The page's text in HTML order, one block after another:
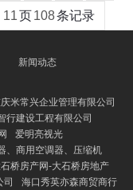
11页108条记录
新闻动态
米常兴企业管理有限公司
行建设工程有限公司
爱明亮视光
、商用空调器、压缩机
桥房产网-大石桥房地产
海口秀英亦森商贸商行